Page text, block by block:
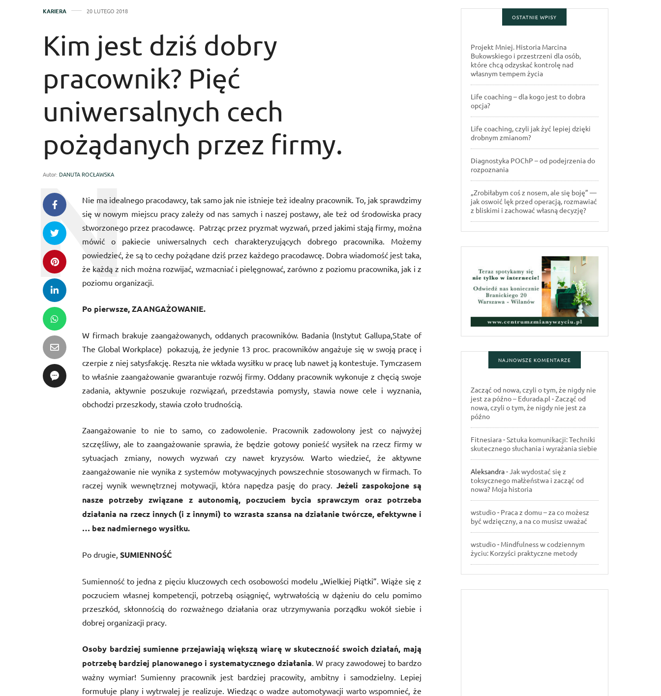
KARIERA 20 LUTEGO 2018
Kim jest dziś dobry
pracownik? Pięć
uniwersalnych cech
pożądanych przez firmy.
Autor: DANUTA ROCŁAWSKA
Nie ma idealnego pracodawcy, tak samo jak nie istnieje też idealny pracownik. To, jak sprawdzimy
się w nowym miejscu pracy zależy od nas samych i naszej postawy, ale też od środowiska pracy
stworzonego przez pracodawcę. Patrząc przez pryzmat wyzwań, przed jakimi stają firmy, można
mówić o pakiecie uniwersalnych cech charakteryzujących dobrego pracownika. Możemy
powiedzieć, że są to cechy pożądane dziś przez każdego pracodawcę. Dobra wiadomość jest taka,
że każdą z nich można rozwijać, wzmacniać i pielęgnować, zarówno z poziomu pracownika, jak i z
poziomu organizacji.
Po pierwsze, ZAANGAŻOWANIE.
W firmach brakuje zaangażowanych, oddanych pracowników. Badania (Instytut Gallupa,State of
The Global Workplace)
pokazują, że jedynie 13 proc. pracowników angażuje się w swoją pracę i
czerpie z niej satysfakcję. Reszta nie wkłada wysiłku w pracę lub nawet ją kontestuje. Tymczasem
to właśnie zaangażowanie gwarantuje rozwój firmy. Oddany pracownik wykonuje z chęcią swoje
zadania, aktywnie poszukuje rozwiązań, przedstawia pomysły, stawia nowe cele i wyznania,
obchodzi przeszkody, stawia czoło trudnością.
Zaangażowanie to nie to samo, co zadowolenie. Pracownik zadowolony jest co najwyżej
szczęśliwy, ale to zaangażowanie sprawia, że będzie gotowy ponieść wysiłek na rzecz firmy w
sytuacjach zmiany, nowych wyzwań czy nawet kryzysów. Warto wiedzieć, że aktywne
zaangażowanie nie wynika z systemów motywacyjnych powszechnie stosowanych w firmach. To
raczej wynik wewnętrznej motywacji, która napędza pasję do pracy.Jeżeli zaspokojone są
nasze potrzeby związane z autonomią, poczuciem bycia sprawczym oraz potrzeba
działania na rzecz innych (i z innymi) to wzrasta szansa na działanie twórcze, efektywne i
… bez nadmiernego wysiłku.
Po drugie, SUMIENNOŚĆ
Sumienność to jedna z pięciu kluczowych cech osobowości modelu „Wielkiej Piątki”. Wiąże się z
poczuciem własnej kompetencji, potrzebą osiągnięć, wytrwałością w dążeniu do celu pomimo
przeszkód, skłonnością do rozważnego działania oraz utrzymywania porządku wokół siebie i
dobrej organizacji pracy.
Osoby bardziej sumienne przejawiają większą wiarę w skuteczność swoich działań, mają
potrzebę bardziej planowanego i systematycznego działania. W pracy zawodowej to bardzo
ważny wymiar! Sumienny pracownik jest bardziej pracowity, ambitny i samodzielny. Lepiej
formułuje plany i wytrwalej je realizuje. Wiedząc o wadze automotywacji warto wspomnieć, że
OSTATNIE WPISY
Projekt Mniej. Historia Marcina
Bukowskiego i przestrzeni dla osób,
które chcą odzyskać kontrolę nad
własnym tempem życia
Life coaching – dla kogo jest to dobra
opcja?
Life coaching, czyli jak żyć lepiej dzięki
drobnym zmianom?
Diagnostyka POChP – od podejrzenia do
rozpoznania
„Zrobiłabym coś z nosem, ale się boję” —
jak oswoić lęk przed operacją, rozmawiać
z bliskimi i zachować własną decyzję?
NAJNOWSZE KOMENTARZE
Zacząć od nowa, czyli o tym, że nigdy nie
jest za późno – Edurada.pl -Zacząć od
nowa, czyli o tym, że nigdy nie jest za
późno
Fitnesiara-Sztuka komunikacji: Techniki
skutecznego słuchania i wyrażania siebie
Aleksandra-Jak wydostać się z
toksycznego małżeństwa i zacząć od
nowa? Moja historia
wstudio- Praca z domu – za co możesz
być wdzięczny, a na co musisz uważać
wstudio- Mindfulness w codziennym
życiu: Korzyści praktyczne metody